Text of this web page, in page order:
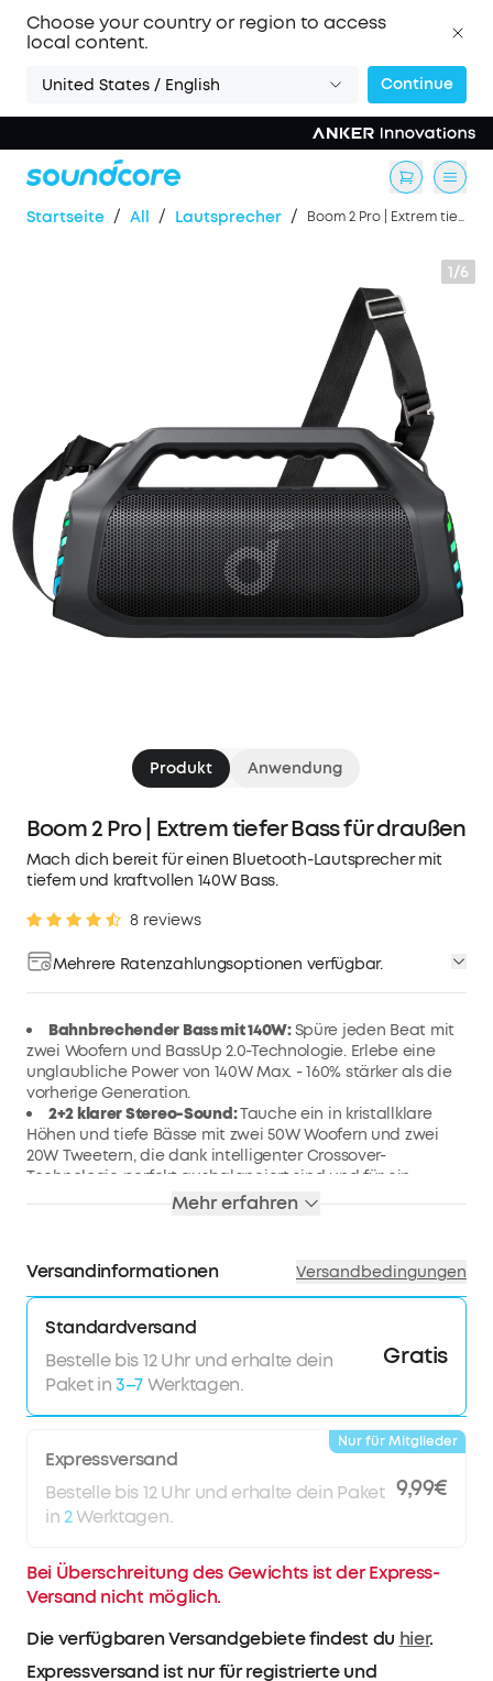
Choose your country or region to access
local content.
United States / English Continue
Startseite / All / Lautsprecher / Boom 2 Pro | Extrem tiefer Bass für draußen
1/6
Produkt Anwendung
Boom 2 Pro | Extrem tiefer Bass für draußen
Mach dich bereit für einen Bluetooth-Lautsprecher mit
tiefem und kraftvollen 140W Bass.
8 reviews
Mehrere Ratenzahlungsoptionen verfügbar.
Bahnbrechender Bass mit 140W:Spüre jeden Beat mit
zwei Woofern und BassUp 2.0-Technologie. Erlebe eine
unglaubliche Power von 140W Max. - 160% stärker als die
vorherige Generation.
2+2 klarer Stereo-Sound:Tauche ein in kristallklare
Höhen und tiefe Bässe mit zwei 50W Woofern und zwei
20W Tweetern, die dank intelligenter Crossover-
Technologie perfekt ausbalanciert sind und für ein
beeindruckendes Klangerlebnis sorgen.
geladen für 20h Spielzeit. Mit der integrierten Powerbank
lädst du deine Essentials überall auf.
Dein Sound, deine Wahl:Über den EQ in der App passt
du den Sound individuell an, während du mit PartyCast
2.0 über 200 Lautsprecher miteinander verbinden und
belebende Party-Vibes kreieren kannst.
Der Boom 2 Pro ist der ultimative Lautsprecher für
Outdoor-Abenteuer, Angel-Ausflüge oder entspannte
Mehr erfahren
Versandinformationen Versandbedingungen
Standardversand
Bestelle bis 12 Uhr und erhalte dein
Paket in3–7Werktagen.
Gratis
Expressversand
Bestelle bis 12 Uhr und erhalte dein Paket
in2Werktagen.
9,99€
Nur für Mitglieder
Bei Überschreitung des Gewichts ist der Express-
Versand nicht möglich.
Die verfügbaren Versandgebiete findest du hier.
Expressversand ist nur für registrierte und